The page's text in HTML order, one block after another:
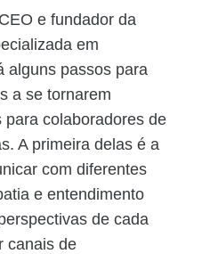
e fundador da
em
alguns passos para
a se tornarem
colaboradores de
A primeira delas é a
com diferentes
e entendimento
de cada
canais de